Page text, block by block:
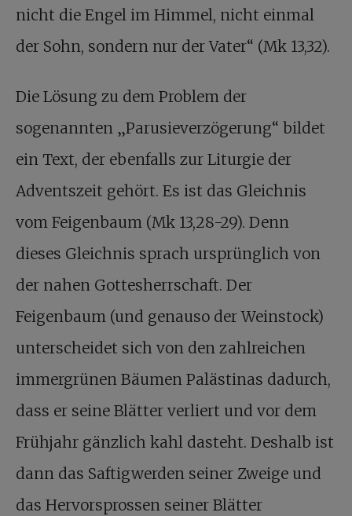
nicht die Engel im Himmel, nicht einmal
der Sohn, sondern nur der Vater“ (Mk 13,32).
Die Lösung zu dem Problem der
sogenannten „Parusieverzögerung“ bildet
ein Text, der ebenfalls zur Liturgie der
Adventszeit gehört. Es ist das Gleichnis
vom Feigenbaum (Mk 13,28-29). Denn
dieses Gleichnis sprach ursprünglich von
der nahen Gottesherrschaft. Der
Feigenbaum (und genauso der Weinstock)
unterscheidet sich von den zahlreichen
immergrünen Bäumen Palästinas dadurch,
dass er seine Blätter verliert und vor dem
Frühjahr gänzlich kahl dasteht. Deshalb ist
dann das Saftigwerden seiner Zweige und
das Hervorsprossen seiner Blätter